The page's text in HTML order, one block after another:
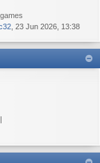
, 23 Jun 2026, 13:38